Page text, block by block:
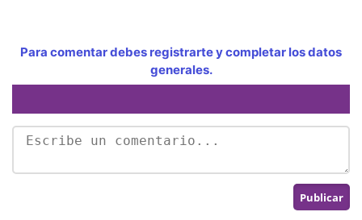
Para comentar debes registrarte y completar los datos
generales.